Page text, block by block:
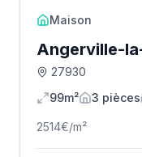
Maison
Angerville-
27930
99m²
3 pièces
2514€/m²